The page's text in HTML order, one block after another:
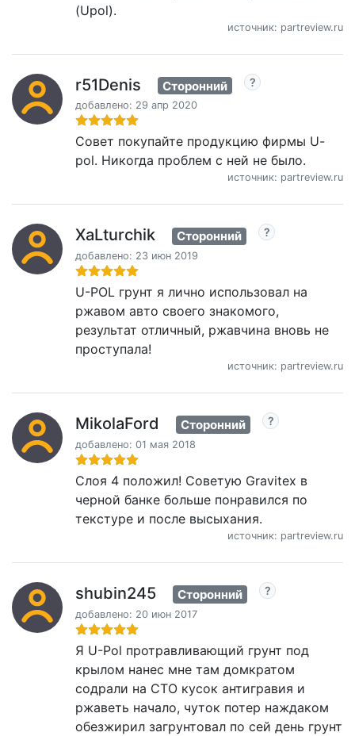
(Upol).
источник: partreview.ru
r51Denis Сторонний
добавлено: 29 апр 2020
Совет покупайте продукцию фирмы U-
pol. Никогда проблем с ней не было.
источник: partreview.ru
XaLturchik Сторонний
добавлено: 23 июн 2019
U-POL грунт я лично использовал на
ржавом авто своего знакомого,
результат отличный, ржавчина вновь не
проступала!
источник: partreview.ru
MikolaFord Сторонний
добавлено: 01 мая 2018
Слоя 4 положил! Советую Gravitex в
черной банке больше понравился по
текстуре и после высыхания.
источник: partreview.ru
shubin245 Сторонний
добавлено: 20 июн 2017
Я U-Pol протравливающий грунт под
крылом нанес мне там домкратом
содрали на СТО кусок антигравия и
ржаветь начало, чуток потер наждаком
обезжирил загрунтовал по сей день грунт